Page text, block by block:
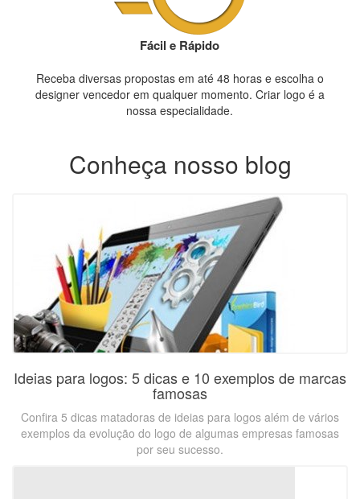
Fácil e Rápido
Receba diversas propostas em até 48 horas e escolha o
designer vencedor em qualquer momento. Criar logo é a
nossa especialidade.
Conheça nosso blog
Ideias para logos: 5 dicas e 10 exemplos de marcas
famosas
Confira 5 dicas matadoras de ideias para logos além de vários
exemplos da evolução do logo de algumas empresas famosas
por seu sucesso.